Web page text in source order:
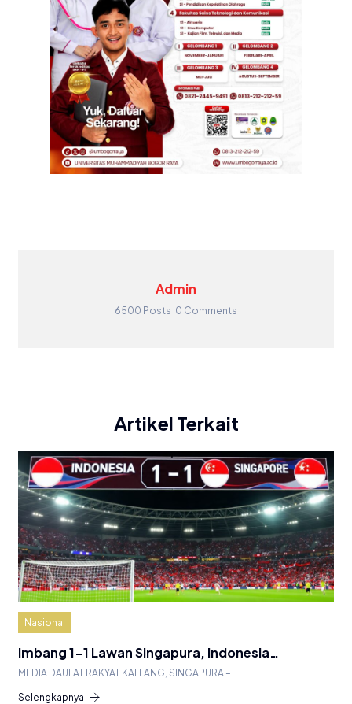
Admin
6500 Posts 0 Comments
Artikel Terkait
Nasional
Imbang 1-1 Lawan Singapura, Indonesia…
MEDIA DAULAT RAKYAT KALLANG, SINGAPURA –…
Selengkapnya